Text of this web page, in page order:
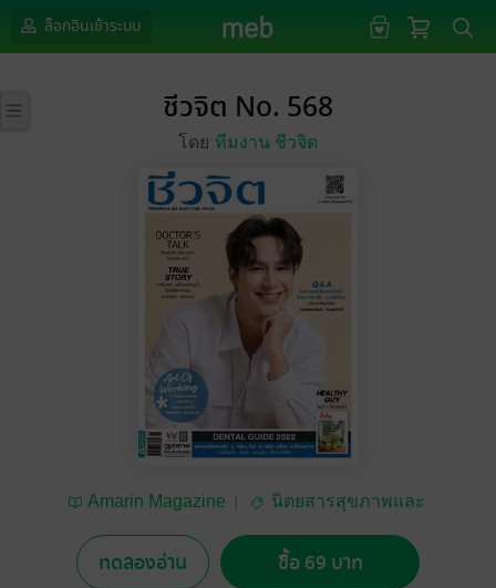
ล็อกอินเข้าระบบ
ชีวจิต No. 568
โดย ทีมงาน ชีวจิต
Amarin Magazine
นิตยสารสุขภาพและ
ทดลองอ่าน ซื้อ 69 บาท